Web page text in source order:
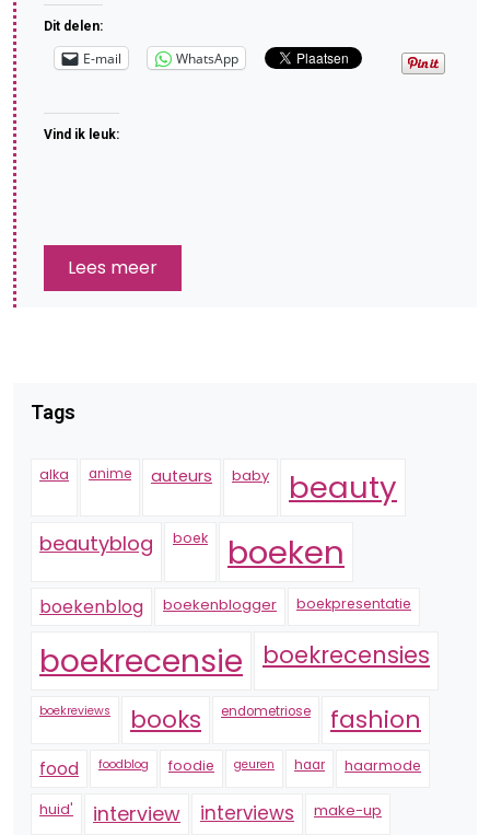
Dit delen:
E-mail WhatsApp
Vind ik leuk:
Lees meer
Tags
alka anime auteurs baby beauty
beautyblog boek boeken
boekenblog boekenblogger boekpresentatie
boekrecensie boekrecensies
boekreviews books endometriose fashion
food foodblog foodie geuren haar haarmode
huid' interview interviews make-up